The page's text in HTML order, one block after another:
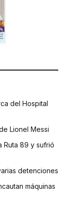
del Hospital
Lionel Messi
Ruta 89 y sufrió
detenciones
máquinas